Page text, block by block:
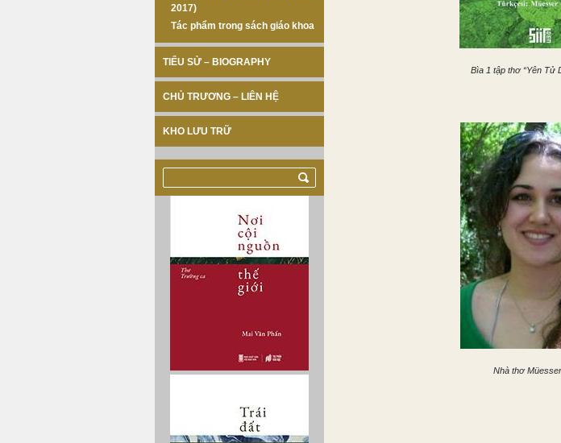
2017)
Tác phẩm trong sách giáo khoa
TIỂU SỬ – BIOGRAPHY
CHỦ TRƯƠNG – LIÊN HỆ
KHO LƯU TRỮ
Bìa 1 tập thơ “Yên Tử
Nhà thơ